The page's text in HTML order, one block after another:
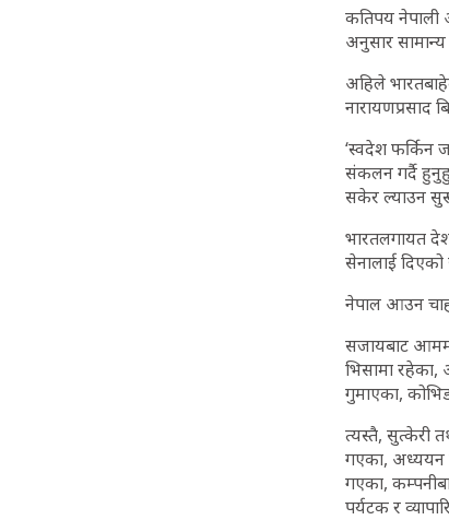
कतिपय नेपाली
अनुसार
अहिले
नारायणप्रसाद
‘स्वदेश फर्किन
संकलन गर्दै
सकेर ल्याउन सुरू
भारतलगायत
सेनालाई
नेपाल आउन
सजायबाट
भिसामा रहेका,
गुमाएका,
त्यस्तै, सुत्केरी
गएका, अध्ययन
गएका,
पर्यटक र